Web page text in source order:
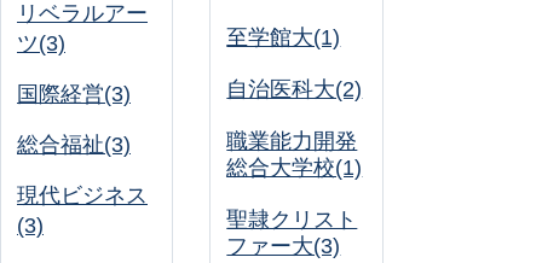
リベラルアー
ツ(3)
国際経営(3)
総合福祉(3)
現代ビジネス
(3)
至学館大(1)
自治医科大(2)
職業能力開発
総合大学校(1)
聖隷クリスト
ファー大(3)